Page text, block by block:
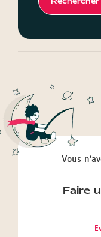
Vous
Faire